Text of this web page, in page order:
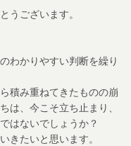
うございます。
わかりやすい判断を繰り
積み重ねてきたものの崩
は、今こそ立ち止まり、
はないでしょうか？
きたいと思います。